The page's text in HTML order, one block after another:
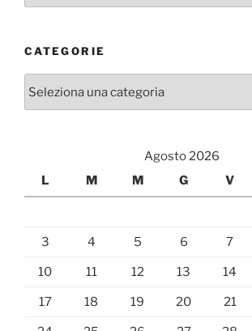
CATEGORIE
Agosto 2026
L
M M G V
3 4 5 6 7
10 11 12 13 14
17 18 19 20 21